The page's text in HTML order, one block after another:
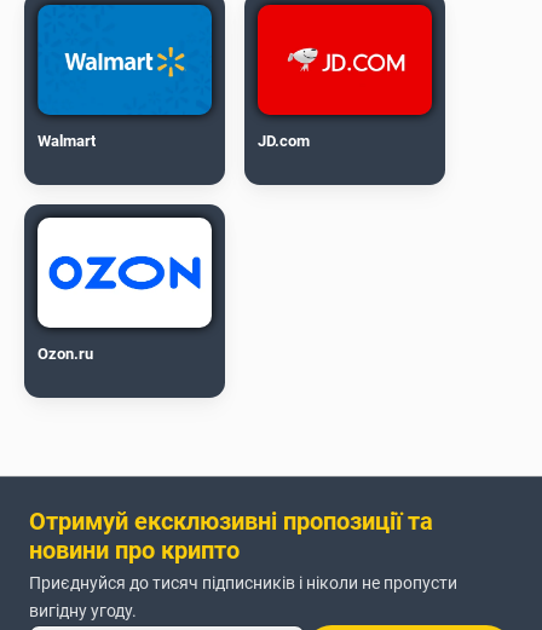
Walmart JD.com
Ozon.ru
Отримуй ексклюзивні пропозиції та
новини про крипто
Приєднуйся до тисяч підписників і ніколи не пропусти
вигідну угоду.